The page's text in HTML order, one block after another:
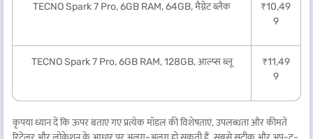
TECNO Spark 7 Pro, 6GB RAM, 64GB, मैग्नेट ब्लैक
₹10,49
9
TECNO Spark 7 Pro, 6GB RAM, 128GB, आल्प्स ब्लू
₹11,49
9
कृपया ध्यान दें कि ऊपर बताए गए प्रत्येक मॉडल की विशेषताएं, उपलब्धता और कीमतें